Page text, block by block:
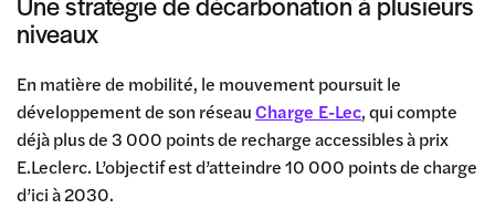
niveaux
En matière de mobilité, le mouvement poursuit le
développement de son réseauCharge E-Lec, qui compte
déjà plus de 3 000 points de recharge accessibles à prix
E.Leclerc. L’objectif est d’atteindre 10 000 points de charge
d’ici à 2030.